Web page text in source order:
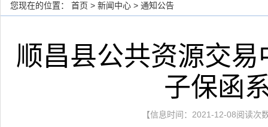
您现在的位置： 首页 > 新闻中心 > 通知公告
顺昌县公共资源交
子保函
【信息时间：2021-12-08阅读次